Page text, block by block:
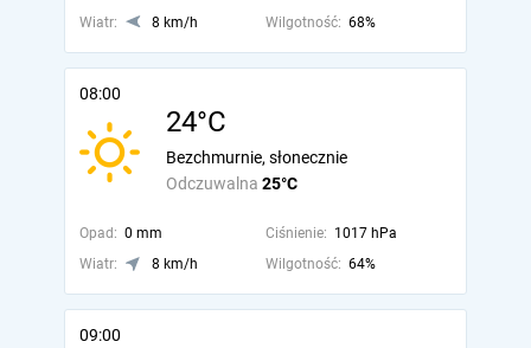
Wiatr: 8 km/h Wilgotność: 68%
08:00
24°C
Odczuwalna 25°C
Bezchmurnie, słonecznie
Opad: 0 mm Ciśnienie: 1017 hPa
Wiatr:
8 km/h Wilgotność: 64%
09:00